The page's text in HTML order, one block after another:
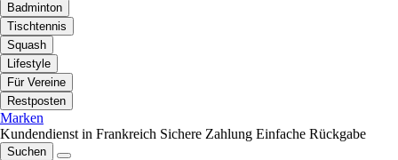
Badminton
Tischtennis
Squash
Lifestyle
Für Vereine
Restposten
Marken
Kundendienst in Frankreich Sichere Zahlung Einfache Rückgabe
Suchen